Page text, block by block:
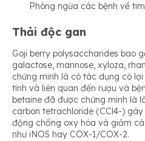
Phòng ngừa các bệnh về
Thải độc gan
Goji berry polysaccharides bao
galactose, mannose, xyloza,
chứng minh là có tác dụng có
tính và liên quan đến rượu và
betaine đã được chứng minh là
carbon tetrachloride (CCl4-)
động chống oxy hóa và giảm
như iNOS hay COX-1/COX-2.